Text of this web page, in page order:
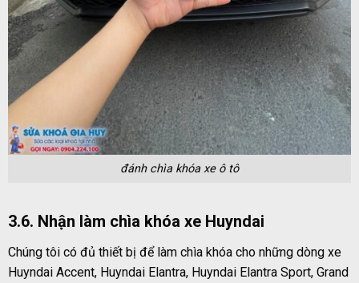
đánh chìa khóa xe ô tô
3.6. Nhận làm chìa khóa xe Huyndai
Chúng tôi có đủ thiết bị để làm chìa khóa cho những dòng xe
Huyndai Accent, Huyndai Elantra, Huyndai Elantra Sport, Grand